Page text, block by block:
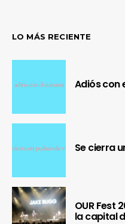
LO MÁS RECIENTE
Adiós con
Se cierra
OUR Fest
la capital